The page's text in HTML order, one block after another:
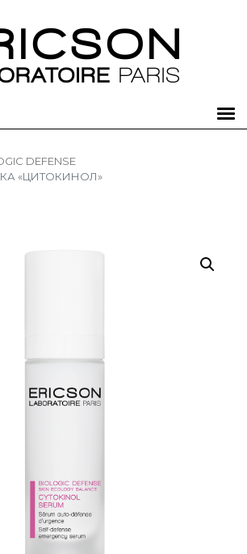
DEFENSE
«ЦИТОКИНОЛ»